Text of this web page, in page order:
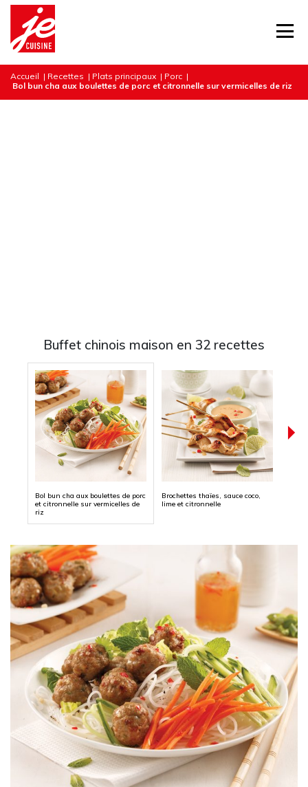
Accueil | Recettes | Plats principaux | Porc |
Bol bun cha aux boulettes de porc et citronnelle sur vermicelles de riz
Buffet chinois maison en 32 recettes
Bol bun cha aux boulettes de porc
et citronnelle sur vermicelles de
riz
Brochettes thaïes, sauce coco,
lime et citronnelle